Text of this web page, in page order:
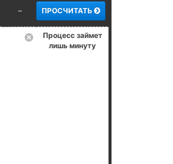
– ПРОСЧИТАТЬ
Процесс займет
лишь минуту